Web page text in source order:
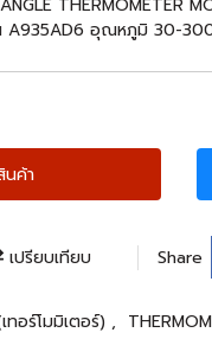
ANGLE THERMOMETER
A935AD6 อุณหภูมิ 30-
ค้า
เปรียบเทียบ Share
อร์โมมิเตอร์) ,